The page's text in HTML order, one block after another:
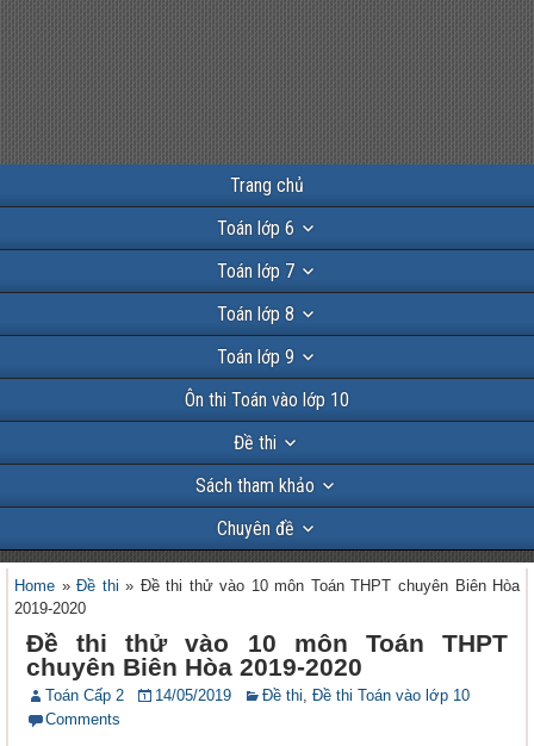
Trang chủ
Toán lớp 6
Toán lớp 7
Toán lớp 8
Toán lớp 9
Ôn thi Toán vào lớp 10
Đề thi
Sách tham khảo
Chuyên đề
Home »Đề thi » Đề thi thử vào 10 môn Toán THPT chuyên Biên Hòa
2019-2020
Đề thi thử vào 10 môn Toán THPT
chuyên Biên Hòa 2019-2020
Toán Cấp 2 14/05/2019 Đề thi, Đề thi Toán vào lớp 10
Comments